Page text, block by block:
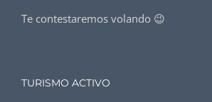
Te contestaremos volando 😉
TURISMO ACTIVO